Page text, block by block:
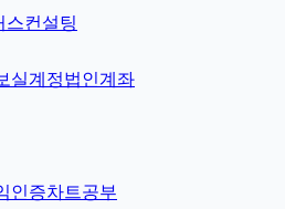
스컨설팅
실계정법인계좌
인증차트공부